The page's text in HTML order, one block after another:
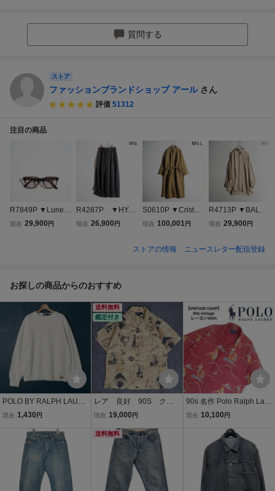
質問する
ストア
ファッションブランドショップ アール さん
評価 51312
注目の商品
R7849P ▼Lunett
a BADA ルネッタ
ン mks
現在 29,900 円
R4287P ▼HYK
E ハイク▼ 25S
ン 黒 春夏 mks
現在 26,900 円
S0610P ▼Cristas
eya クリスタセヤ
リネン オーバーサ
現在 100,001円
R4713P ▼BALEN
CIAGA バレンシア
ット オーバーサイ
現在 29,900 円
ストアの情報 ニュースレター配信登録
お探しの商品からのおすすめ
POLO BY RALPH LAURE
N ポロラルフローレン ス
コットンポリ ホワイト メ
ンズ 紳士 裏起毛 裾ロゴ
ヘビーウェイト
現在 1,430 円
送料無料
鑑定付き
レア 良好 90S クリ
ーニング済 ポロ ラルフ
P ヘミングウェイ オー
プンカラーシャツ 半袖
シャツ 釣り柄 総柄
現在 19,000 円
90s 名作 Polo Ralph Laur
en vintage camp サーファ
ハシャツ ハワイアン L ラ
ルフローレン ビンテージ
RRL260837
現在 10,100 円
送料無料